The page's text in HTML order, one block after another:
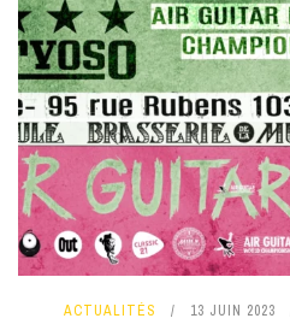
ACTUALITÉS 13 JUIN 2023